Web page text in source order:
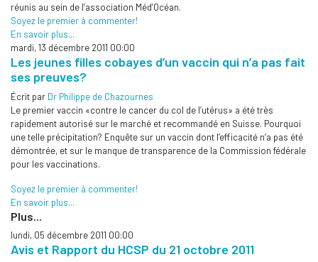
réunis au sein de l’association Méd’Océan.
Soyez le premier à commenter!
En savoir plus...
mardi, 13 décembre 2011 00:00
Les jeunes filles cobayes d’un vaccin qui n’a pas fait
ses preuves?
Écrit par Dr Philippe de Chazournes
Le premier vaccin «contre le cancer du col de l’utérus» a été très
rapidement autorisé sur le marché et recommandé en Suisse. Pourquoi
une telle précipitation? Enquête sur un vaccin dont l’efficacité n’a pas été
démontrée, et sur le manque de transparence de la Commission fédérale
pour les vaccinations.
Soyez le premier à commenter!
En savoir plus...
Plus...
lundi, 05 décembre 2011 00:00
Avis et Rapport du HCSP du 21 octobre 2011